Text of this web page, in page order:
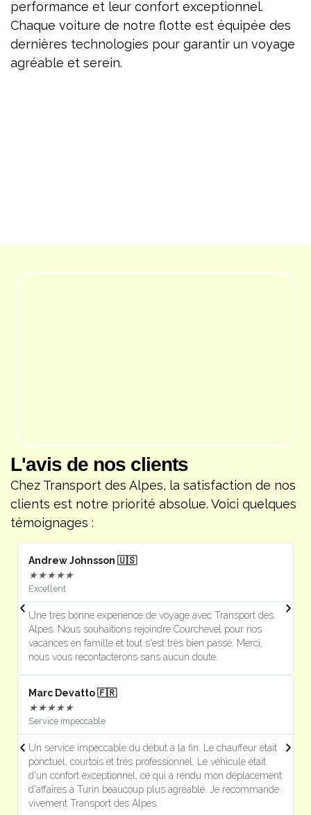
performance et leur confort exceptionnel.
Chaque voiture de notre flotte est équipée des
dernières technologies pour garantir un voyage
agréable et serein.
L'avis de nos clients
Chez Transport des Alpes, la satisfaction de nos
clients est notre priorité absolue. Voici quelques
témoignages :
Andrew Johnsson 🇺🇸
★★★★★
Excellent
Une très bonne experience de voyage avec Transport des
Alpes. Nous souhaitions rejoindre Courchevel pour nos
vacances en famille et tout s'est très bien passé. Merci,
nous vous recontacterons sans aucun doute.
Marc Devatto 🇫🇷
★★★★★
Service impeccable
Un service impeccable du début à la fin. Le chauffeur était
ponctuel, courtois et très professionnel. Le véhicule était
d'un confort exceptionnel, ce qui a rendu mon déplacement
d'affaires à Turin beaucoup plus agréable. Je recommande
vivement Transport des Alpes.